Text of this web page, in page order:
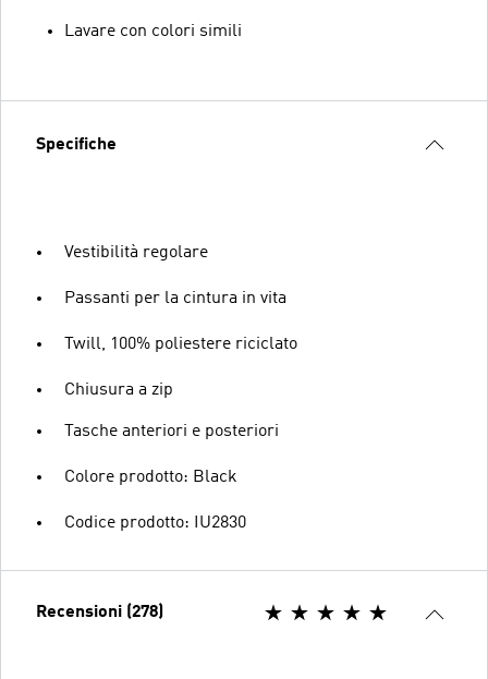
Lavare con colori simili
Specifiche
Vestibilità regolare
Passanti per la cintura in vita
Twill, 100% poliestere riciclato
Chiusura a zip
Tasche anteriori e posteriori
Colore prodotto: Black
Codice prodotto: IU2830
Recensioni (278)